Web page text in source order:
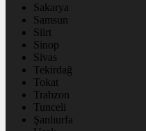
Sakarya
Samsun
Siirt
Sinop
Sivas
Tekirdağ
Tokat
Trabzon
Tunceli
Şanlıurfa